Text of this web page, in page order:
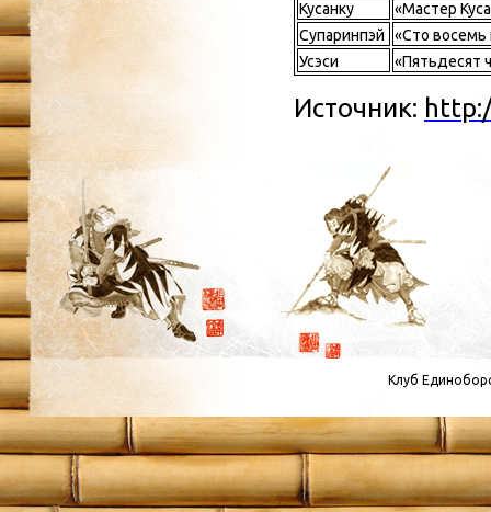
Кусанку
«Мастер
Супаринпэй
«Сто восемь
Усэси
«Пятьдесят
Источник:
Клуб